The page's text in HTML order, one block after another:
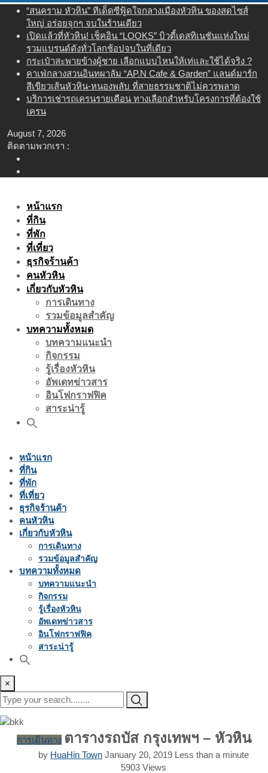
content
“สนคราม หัวหิน” ทีเด็ดซีฟู้ดใจกลางเมืองหัวหิน ของสดไซส์
ใหญ่ อร่อยจุกๆ จบในร้านเดียว
เปิดแล้วที่หัวหิน! เช็คอิน “LOOKS” บิวตี้เดสทิเนชันแห่งใหม่
รวมแบรนด์ดังทั่วโลกช้อปจบในที่เดียว
กระเป๋าสะพายข้างผู้ชาย เลือกแบบไหนให้เท่และใช้ได้จริง ?
คาเฟ่กลางสวนอินทผาลัม “AP.N Cafe & Garden” แลนด์มาร์ก
สีเขียวเส้นหัวหิน-หนองพลับ ที่สายธรรมชาติไม่ควรพลาด
บริการเช่ารถเครนรายเดือน ทางเลือกสำหรับโครงการที่ต้องใช้
เครน
August 7, 2026
ติดตามพวกเรา :
หน้าแรก
ที่กิน
ที่พัก
ที่เที่ยว
ธุรกิจร้านค้า
คนหัวหิน
เกี่ยวกับหัวหิน
การเดินทาง
รวมข้อมูลสำคัญ
บทความทั้งหมด
บทความแนะนำ
กิจกรรม
รู้เรื่องหัวหิน
อัพเดทข่าวสาร
อินโฟกราฟฟิค
สาระน่ารู้
หน้าแรก
ที่กิน
ที่พัก
ที่เที่ยว
ธุรกิจร้านค้า
คนหัวหิน
เกี่ยวกับหัวหิน
การเดินทาง
รวมข้อมูลสำคัญ
บทความทั้งหมด
บทความแนะนำ
กิจกรรม
รู้เรื่องหัวหิน
อัพเดทข่าวสาร
อินโฟกราฟฟิค
สาระน่ารู้
×
การเดินทาง ตารางรถบัส กรุงเทพฯ – หัวหิน
by HuaHin Town January 20, 2019 Less than a minute
5903 Views